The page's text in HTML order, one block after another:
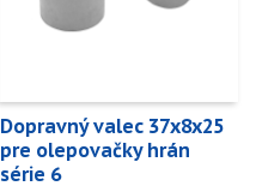
Dopravný valec 37x8x25
pre olepovačky hrán
série 6